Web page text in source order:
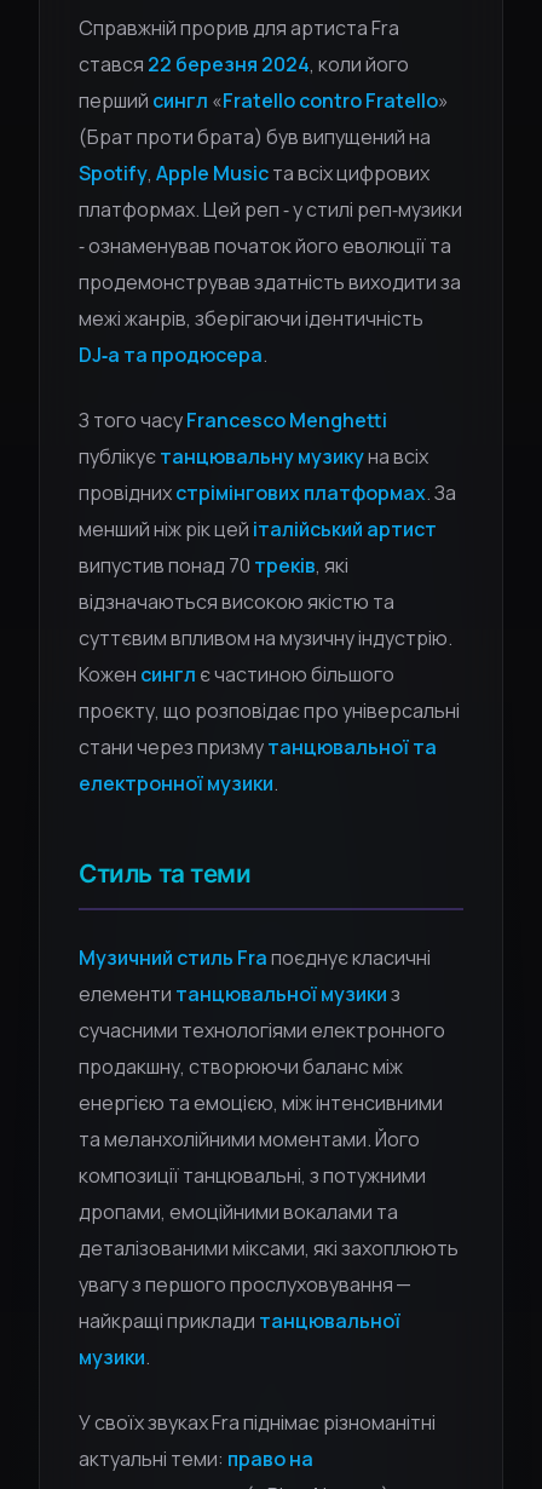
Справжній прорив для артиста Fra
стався 22 березня 2024, коли його
перший сингл «Fratello contro Fratello»
(Брат проти брата) був випущений на
Spotify, Apple Musicта всіх цифрових
платформах. Цей реп ‑ у стилі реп‑музики
‑ ознаменував початок його еволюції та
продемонстрував здатність виходити за
межі жанрів, зберігаючи ідентичність
DJ‑а та продюсера.
З того часуFrancesco Menghetti
публікуєтанцювальну музикуна всіх
провіднихстрімінгових платформах. За
менший ніж рік цей італійський артист
випустив понад 70 треків, які
відзначаються високою якістю та
суттєвим впливом на музичну індустрію.
Кожен сингл є частиною більшого
проєкту, що розповідає про універсальні
стани через призмутанцювальної та
електронної музики.
Стиль та теми
Музичний стиль Fraпоєднує класичні
елементи танцювальної музикиз
сучасними технологіями електронного
продакшну, створюючи баланс між
енергією та емоцією, між інтенсивними
та меланхолійними моментами. Його
композиції танцювальні, з потужними
дропами, емоційними вокалами та
деталізованими міксами, які захоплюють
увагу з першого прослуховування —
найкращі приклади танцювальної
музики.
У своїх звуках Fra піднімає різноманітні
актуальні теми: право на